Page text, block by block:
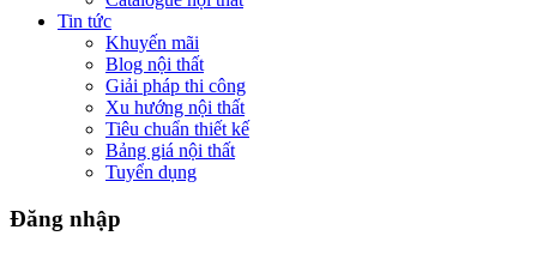
Tin tức
Khuyến mãi
Blog nội thất
Giải pháp thi công
Xu hướng nội thất
Tiêu chuẩn thiết kế
Bảng giá nội thất
Tuyển dụng
Đăng nhập